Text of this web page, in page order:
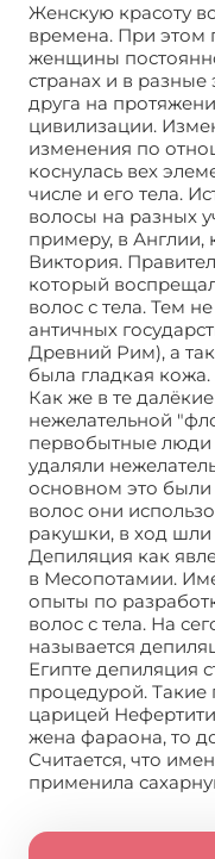
Женскую красоту
времена. При этом
женщины
странах и в разные
друга на
цивилизации.
изменения по
коснулась вех
числе и его тела.
волосы на разных
примеру, в Англии,
Виктория.
который
волос с тела. Тем
античных
Древний Рим), а
была гладкая кожа.
Как же в те
нежелательной
первобытные люди
удаляли
основном это
волос они
ракушки, в ход шли
Депиляция как
в Месопотамии.
опыты по
волос с тела. На
называется
Египте депиляция
процедурой.
царицей
жена фараона, то
Считается, что
применила